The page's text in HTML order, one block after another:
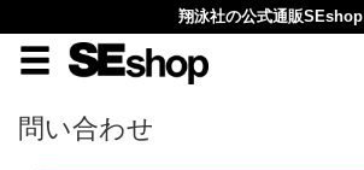
翔泳社の公式通販SEshop
問い合わせ